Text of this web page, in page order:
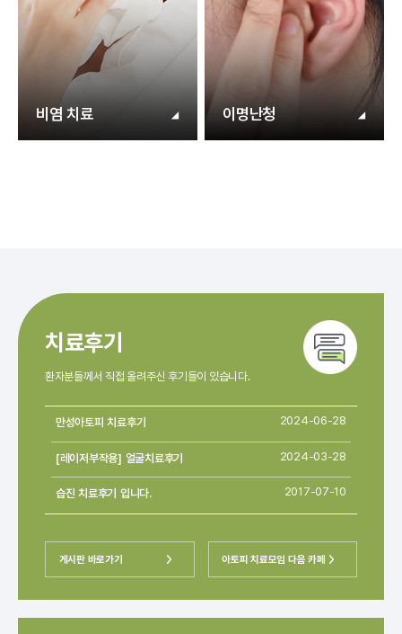
비염 치료 이명난청
치료후기
환자분들께서 직접 올려주신 후기들이 있습니다.
만성아토피 치료후기 2024-06-28
[레이저부작용] 얼굴치료후기 2024-03-28
습진 치료후기 입니다. 2017-07-10
게시판 바로가기 아토피 치료모임 다음 카페